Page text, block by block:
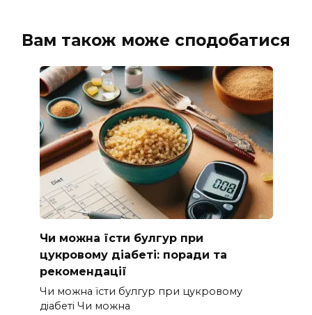
Вам також може сподобатися
Чи можна їсти булгур при
цукровому діабеті: поради та
рекомендації
Чи можна їсти булгур при цукровому
діабеті Чи можна